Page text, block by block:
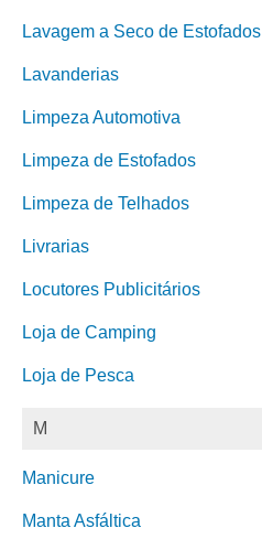
Lavagem a Seco de Estofados
Lavanderias
Limpeza Automotiva
Limpeza de Estofados
Limpeza de Telhados
Livrarias
Locutores Publicitários
Loja de Camping
Loja de Pesca
M
Manicure
Manta Asfáltica